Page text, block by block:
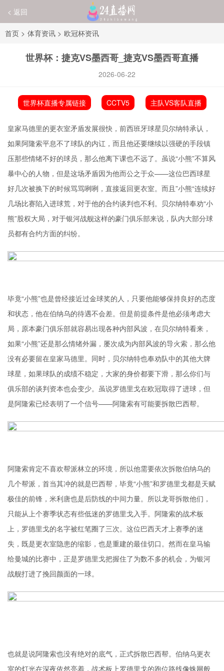
< 返回
首页 > 体育资讯 > 欧冠杯资讯
世界杯：捷克VS墨西哥_捷克VS墨西哥直播
2026-06-22
世界杯直播专属链接 CCTV5 主队VS客队直播
皇家马德里的更衣室矛盾发展很快，前西班牙球星贝尔纳特承认，
如果阿隆索平息不了球队的内讧，而且他还要继续以强硬的手段镇
压那些情绪不好的球员，那么他离下课也不远了。虽说“小熊”不算风
暴中心的人物，但是这场矛盾因为他而公之于众——这位巴西球星
好几次被换下的时候骂骂咧咧，直接返回更衣室。而且”小熊“连续好
几场比赛陷入进球荒，对于他的合约谈判也不利。贝尔纳特奉劝“小
熊”股权大局，对于银河战舰这样的豪门俱乐部来说，队内大部分球
员都有合约方面的纠纷。
毕竟“小熊”也是曾经接近过金球奖的人，只要他能够保持良好的态度
和状态，他在伯纳乌的待遇不会差。但是前提条件是他必须考虑大
局，原本豪门俱乐部就容易出现各种内部风波，在贝尔纳特看来，
如果“小熊”还是那么情绪外漏，屡次成为内部风波的导火索，那么他
没有必要留在皇家马德里。同时，贝尔纳特也奉劝队中的其他大牌
球星，如果球队的成绩不稳定，大家的身价都要下滑，那么你们与
俱乐部的谈判资本也会变少。虽说罗德里戈在欧冠取得了进球，但
是阿隆索已经表明了一个信号——阿隆索有可能要拆散巴西帮。
阿隆索肯定不喜欢帮派林立的环境，所以他需要依次拆散伯纳乌的
几个帮派，首当其冲的就是巴西帮，毕竟“小熊”和罗德里戈都是天赋
极佳的前锋，米利唐也是后防线的中间力量。所以龙哥拆散他们，
只能从上个赛季状态有些低迷的罗德里戈入手。阿隆索的战术板
上，罗德里戈的名字被红笔圈了三次。这位巴西天才上赛季的迷
失，既是更衣室隐患的缩影，也是重建的最佳切口。然而在皇马输
给曼城的比赛中，正是罗德里戈把握住了为数不多的机会，为银河
战舰打进了挽回颜面的一球。
也就是说阿隆索也没有绝对的底气，正式拆散巴西帮。伯纳乌更衣
室的灯光在深夜依然亮着，战术板上罗德里戈的跑位路线像蛛网般